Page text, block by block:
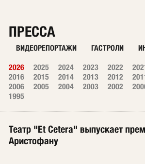
ПРЕССА
ВИДЕОРЕПОРТАЖИ ГАСТРОЛИ
2026 2025 2024 2023 2022
2016
2015 2014 2013 2012
2006
2005 2004 2003 2002
1995
Театр "Et Cetera" выпускает
Аристофану